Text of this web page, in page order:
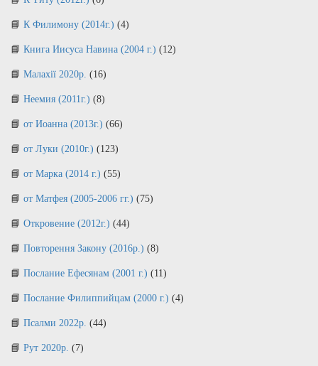
К Филимону (2014г.) (4)
Книга Иисуса Навина (2004 г.) (12)
Малахії 2020р. (16)
Неемия (2011г.) (8)
от Иоанна (2013г.) (66)
от Луки (2010г.) (123)
от Марка (2014 г.) (55)
от Матфея (2005-2006 гг.) (75)
Откровение (2012г.) (44)
Повторення Закону (2016р.) (8)
Послание Ефесянам (2001 г.) (11)
Послание Филиппийцам (2000 г.) (4)
Псалми 2022р. (44)
Рут 2020р. (7)